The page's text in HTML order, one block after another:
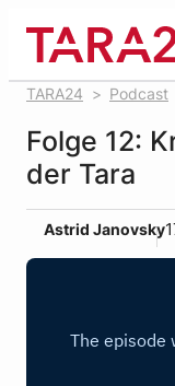
springen
TARA24 Podcast
Folge 12:
der Tara
Astrid Janovsky